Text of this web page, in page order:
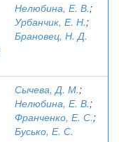
Нелюбина, Е. В.;
Урбанчик, Е. Н.;
Брановец, Н. Д.
Сычева, Д. М.;
Нелюбина, Е. В.;
Франченко, Е. С.;
Бусько, Е. С.